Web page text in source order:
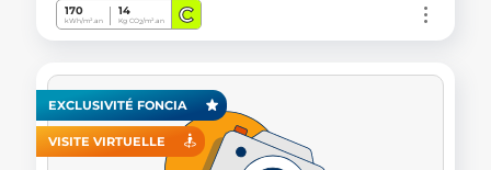
170
kWh/m².an
14
Kg CO2/m².an C
EXCLUSIVITÉ FONCIA
VISITE VIRTUELLE